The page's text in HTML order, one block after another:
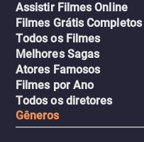
Assistir Filmes Online
Filmes Grátis Completos
Todos os Filmes
Melhores Sagas
Atores Famosos
Filmes por Ano
Todos os diretores
Gêneros